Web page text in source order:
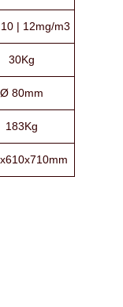
| 12mg/m3
30Kg
Ø 80mm
183Kg